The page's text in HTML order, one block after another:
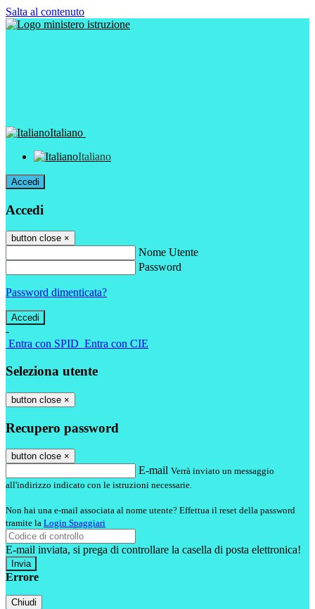
Salta al contenuto
Italiano
Italiano
Accedi
Accedi
button close ×
Nome Utente
Password
Password dimenticata?
-
Entra con SPID Entra con CIE
Seleziona utente
button close ×
Recupero password
button close ×
E-mail Verrà inviato un messaggio
all'indirizzo indicato con le istruzioni necessarie.
Non hai una e-mail associata al nome utente? Effettua il reset della password
tramite la Login Spaggiari
E-mail inviata, si prega di controllare la casella di posta elettronica!
Errore
Chiudi